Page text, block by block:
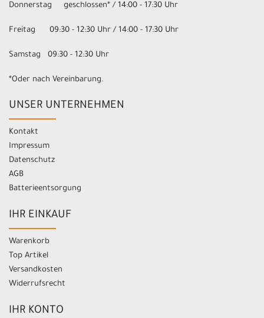
Donnerstag geschlossen* / 14:00 - 17:30 Uhr
Freitag 09:30 - 12:30 Uhr / 14:00 - 17:30 Uhr
Samstag 09:30 - 12:30 Uhr
*Oder nach Vereinbarung.
UNSER UNTERNEHMEN
Kontakt
Impressum
Datenschutz
AGB
Batterieentsorgung
IHR EINKAUF
Warenkorb
Top Artikel
Versandkosten
Widerrufsrecht
IHR KONTO